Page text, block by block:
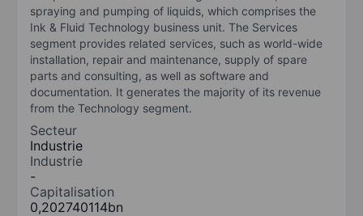
spraying and pumping of liquids, which comprises the
Ink & Fluid Technology business unit. The Services
segment provides related services, such as world-wide
installation, repair and maintenance, supply of spare
parts and consulting, as well as software and
documentation. It generates the majority of its revenue
from the Technology segment.
Secteur
Industrie
Industrie
-
Capitalisation
0,202740114bn